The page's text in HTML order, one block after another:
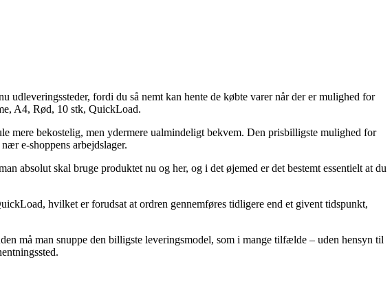
fordi du så nemt kan hente de købte varer når der er mulighed for
A4, Rød, 10 stk, QuickLoad.
mere bekostelig, men ydermere ualmindeligt bekvem. Den prisbilligste mulighed for
e-shoppens arbejdslager.
absolut skal bruge produktet nu og her, og i det øjemed er det bestemt essentielt at du
hvilket er forudsat at ordren gennemføres tidligere end et givent tidspunkt,
må man snuppe den billigste leveringsmodel, som i mange tilfælde – uden hensyn til